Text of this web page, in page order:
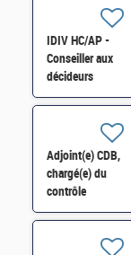
IDIV HC/AP -
Conseiller aux
décideurs
locaux (CDL)
de Wallers H/F
Adjoint(e) CDB,
chargé(e) du
contrôle
budgétaire des
titre 2 - DCB